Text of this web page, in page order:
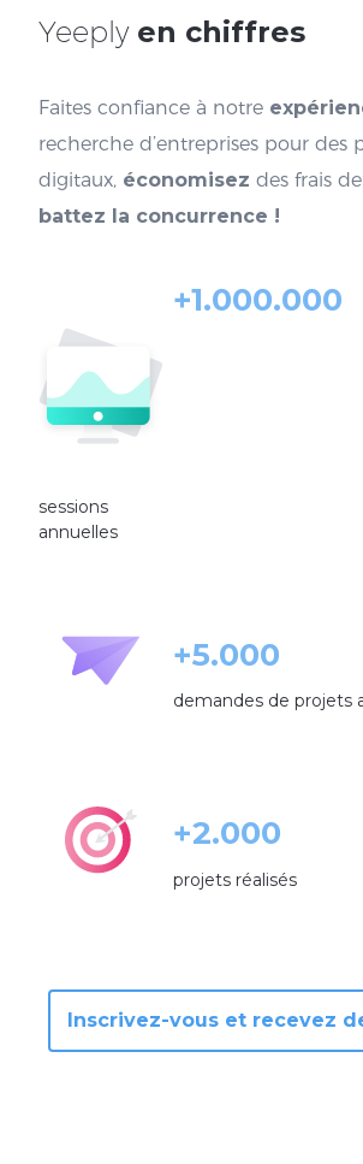
Yeeply en chiffres
Faites confiance à notre
recherche d’entreprises pour des
digitaux, économisez des frais
battez la concurrence !
+1.000.000
sessions
annuelles
+5.000
demandes de projets
+2.000
projets réalisés
Inscrivez-vous et recevez